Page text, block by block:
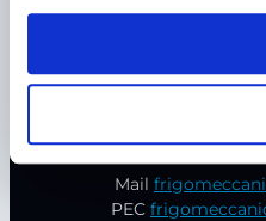
P.I.
35020 –
Mail
PEC